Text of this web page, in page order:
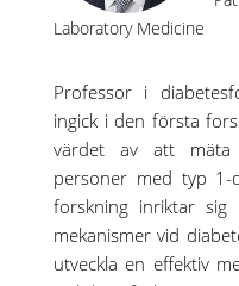
Laboratory Medicine
Professor i
ingick i den första
värdet av att mäta
personer med typ 1-
forskning inriktar sig
mekanismer vid
utveckla en effektiv